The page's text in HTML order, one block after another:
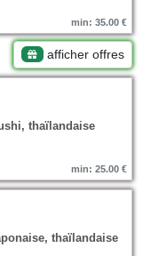
min: 35.00 €
afficher offres
thaïlandaise
min: 25.00 €
thaïlandaise